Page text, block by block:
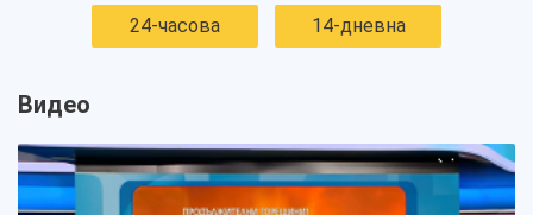
24-часова 14-дневна
Видео